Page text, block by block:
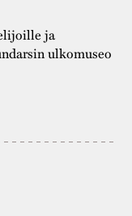
ja
ulkomuseo